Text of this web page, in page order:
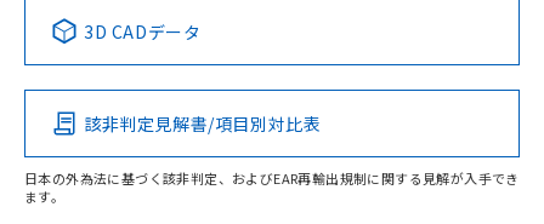
上、n: 12mm以上
検出領域
Pb Hg Cd Cr(VI)
O
この製品の規格認証/適合状況ページへ
その他の認証はこちらのページからご検索ください
3D CADデータ
該非判定見解書/項目別対比表
日本の外為法に基づく該非判定、およびEAR再輸出規制に関する見解が入手でき
ます。